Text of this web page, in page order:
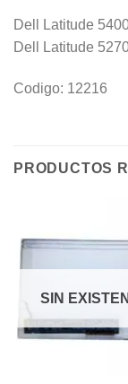
Dell Latitude
Dell Latitude
Codigo: 12216
PRODUCTOS
SIN